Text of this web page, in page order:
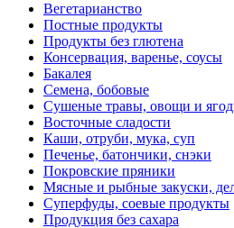
Вегетарианство
Постные продукты
Продукты без глютена
Консервация, варенье, соусы
Бакалея
Семена, бобовые
Сушеные травы, овощи и
Восточные сладости
Каши, отруби, мука, суп
Печенье, батончики, снэки
Покровские пряники
Мясные и рыбные закуски,
Суперфуды, соевые продукты
Продукция без сахара